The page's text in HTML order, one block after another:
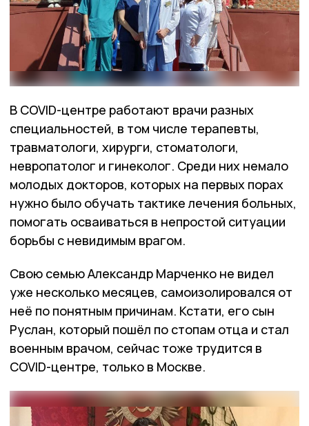
В COVID-центре работают врачи разных
специальностей, в том числе терапевты,
травматологи, хирурги, стоматологи,
невропатолог и гинеколог. Среди них немало
молодых докторов, которых на первых порах
нужно было обучать тактике лечения больных,
помогать осваиваться в непростой ситуации
борьбы с невидимым врагом.
Свою семью Александр Марченко не видел
уже несколько месяцев, самоизолировался от
неё по понятным причинам. Кстати, его сын
Руслан, который пошёл по стопам отца и стал
военным врачом, сейчас тоже трудится в
COVID-центре, только в Москве.